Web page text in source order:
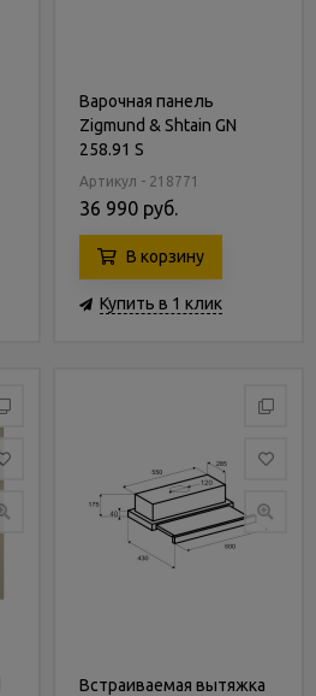
Варочная панель
Zigmund & Shtain GN
258.91 S
Артикул - 218771
36 990 руб.
В корзину
Купить в 1 клик
Встраиваемая вытяжка